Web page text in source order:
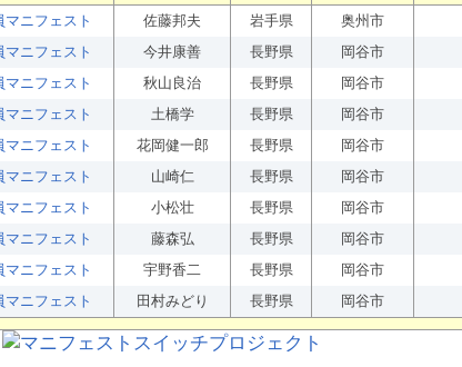
マニフェスト 佐藤邦夫 岩手県 奥州市
マニフェスト 今井康善 長野県 岡谷市
マニフェスト 秋山良治 長野県 岡谷市
マニフェスト 土橋学 長野県 岡谷市
マニフェスト 花岡健一郎 長野県 岡谷市
マニフェスト 山崎仁 長野県 岡谷市
マニフェスト 小松壮 長野県 岡谷市
マニフェスト 藤森弘 長野県 岡谷市
マニフェスト 宇野香二 長野県 岡谷市
マニフェスト 田村みどり 長野県 岡谷市